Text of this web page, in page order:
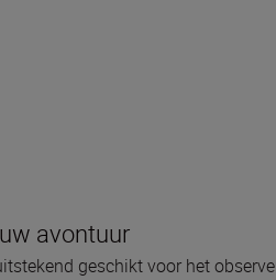
avontuur
geschikt voor het